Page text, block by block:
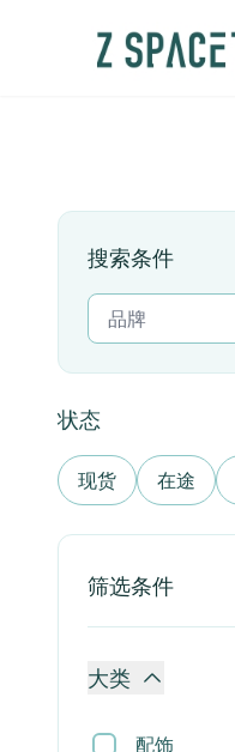
搜索条件
状态
现货 在途
筛选条件
大类
配饰